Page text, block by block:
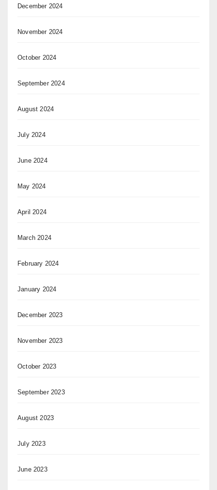
December 2024
November 2024
October 2024
September 2024
August 2024
July 2024
June 2024
May 2024
April 2024
March 2024
February 2024
January 2024
December 2023
November 2023
October 2023
September 2023
August 2023
July 2023
June 2023